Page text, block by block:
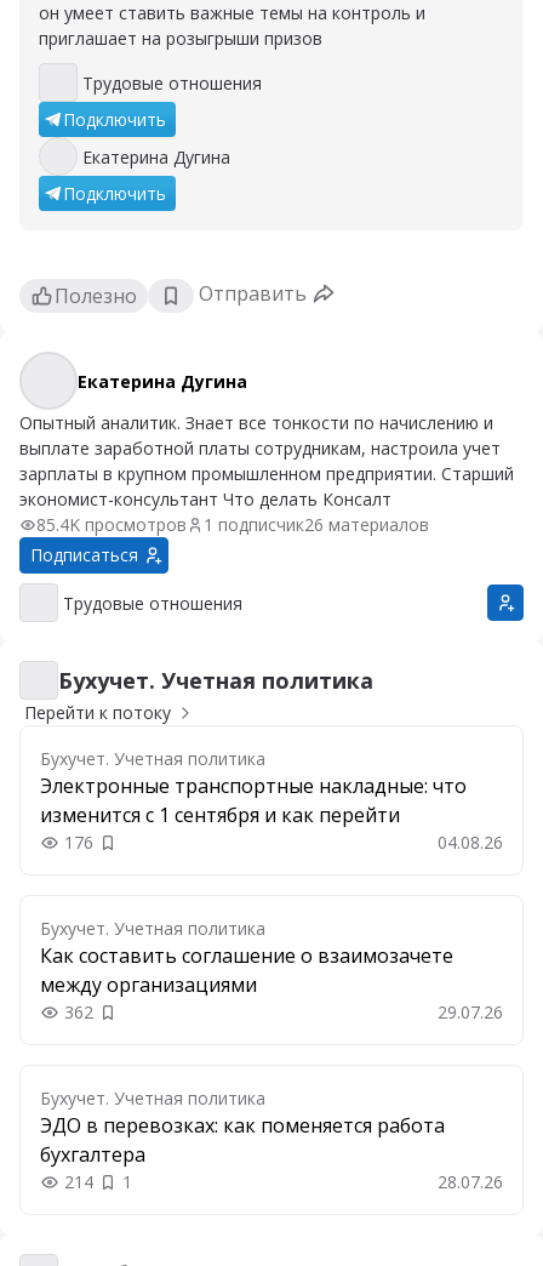
он умеет ставить важные темы на контроль и
приглашает на розыгрыши призов
Трудовые отношения
Трудовые отношения
Подключить
Екатерина Дугина
Екатерина Дугина
Подключить
Полезно Отправить
Екатерина Дугина
Екатерина Дугина
Опытный аналитик. Знает все тонкости по начислению и
выплате заработной платы сотрудникам, настроила учет
зарплаты в крупном промышленном предприятии. Старший
экономист-консультант Что делать Консалт
85.4K просмотров
1 подписчик26 материалов
Подписаться
Трудовые отношения
Трудовые отношения
Бухучет. Учетная политика
Бухучет. Учетная политика
Перейти к потоку
Бухучет. Учетная политика
Электронные транспортные накладные: что
изменится с 1 сентября и как перейти
176 Добавить в закладки 04.08.26
Бухучет. Учетная политика
Как составить соглашение о взаимозачете
между организациями
362 Добавить в закладки 29.07.26
Бухучет. Учетная политика
ЭДО в перевозках: как поменяется работа
бухгалтера
214 1 28.07.26